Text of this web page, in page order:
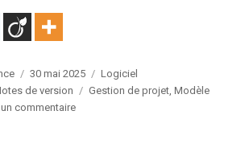
Publié
le
30 mai 2025 Catégories
Logiciel
de version Étiquettes
Gestion de projet ,Modèle
commentairesur